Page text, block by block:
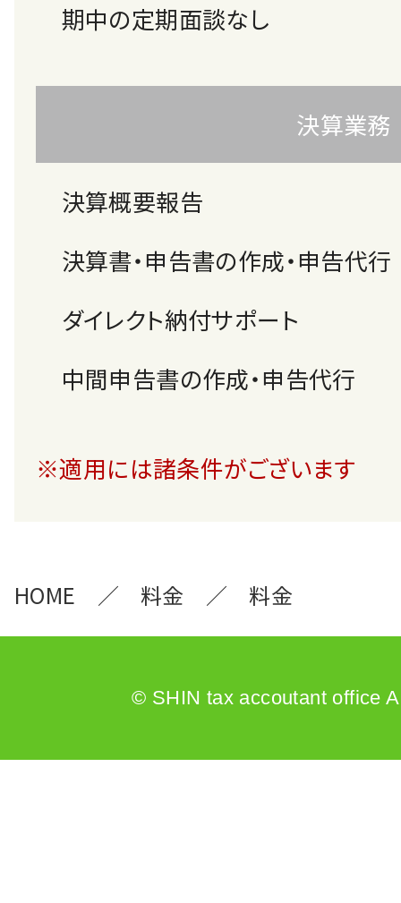
期中の定期面談なし
決算業務
決算概要報告
決算書・申告書の作成・申告代行
ダイレクト納付サポート
中間申告書の作成・申告代行
※適用には諸条件がございます
HOME 料金 料金
© SHIN tax accoutant office